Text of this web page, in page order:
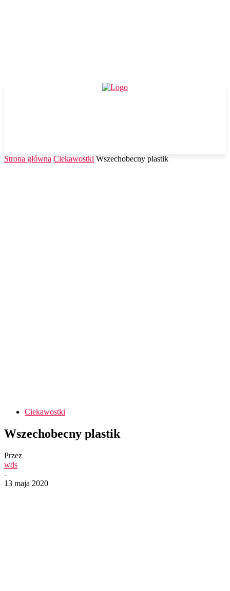
Strona główna Ciekawostki Wszechobecny plastik
Ciekawostki
Wszechobecny plastik
Przez
wds
-
13 maja 2020